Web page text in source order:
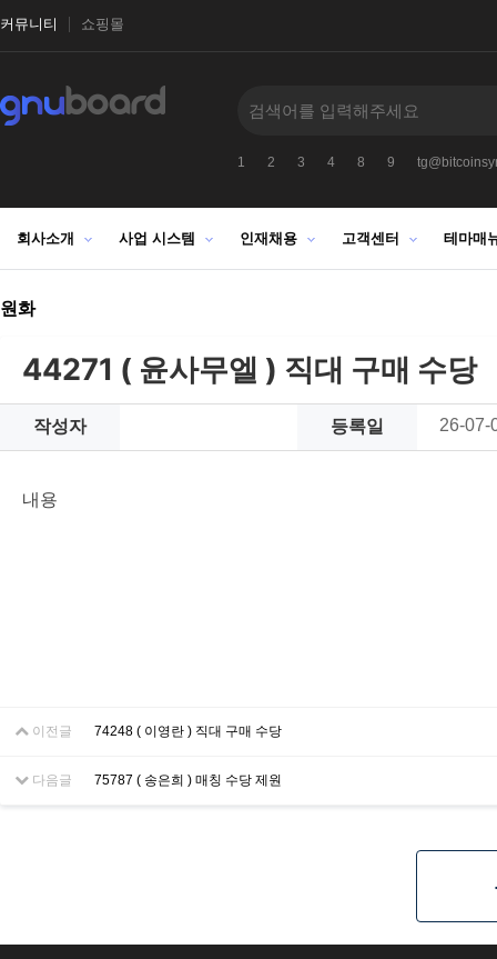
커뮤니티 쇼핑몰
1 2 3 4 8 9
회사소개 사업 시스템 인재채용 고객센터 테마매
원화
44271 ( 윤사무엘 ) 직대 구매 수당
작성자 등록일 26-07-
내용
이전글 74248 ( 이영란 ) 직대 구매 수당
다음글 75787 ( 송은희 ) 매칭 수당 제원